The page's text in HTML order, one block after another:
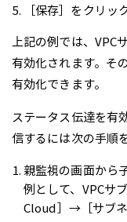
［保存］をクリッ
上記の例では、VPC
有効化されます。そ
有効化できます。
ステータス伝達を有
信するには次の手順
親監視の画面から
例として、VPCサ
Cloud］→［サブネ